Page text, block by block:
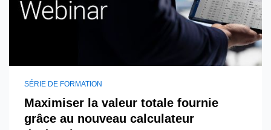
SÉRIE DE FORMATION
Maximiser la valeur totale fournie
grâce au nouveau calculateur